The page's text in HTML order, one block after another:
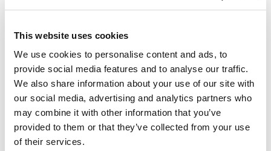
This website uses cookies
We use cookies to personalise content and ads, to
provide social media features and to analyse our traffic.
We also share information about your use of our site with
our social media, advertising and analytics partners who
may combine it with other information that you’ve
provided to them or that they’ve collected from your use
of their services.
Zertifizierte Qualität &
Sicherheit
Der Leichtbauschacht LB 90 wurde erfolgreich für alle
Regelfeuerstätten geprüft und verfügt über die
Feuerwiderstandsklasse L90 und F 120. Das Produkt ist
allgemein bauaufsichtlich zugelassen unter: Z-7.4-3503
und DIN EN 1366-13: 2019-09.